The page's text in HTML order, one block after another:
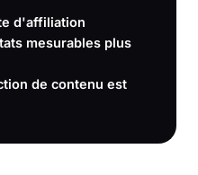
d'affiliation
mesurables plus
de contenu est